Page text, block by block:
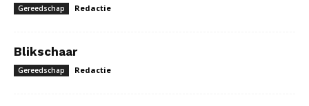
Gereedschap Redactie
Blikschaar
Gereedschap Redactie